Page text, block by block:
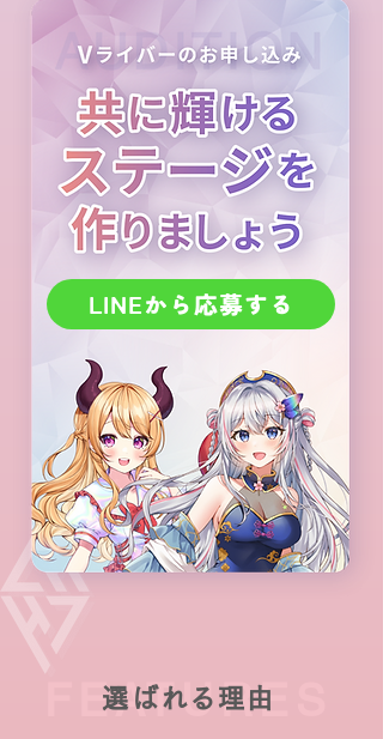
LINEから応募する
FEATURES
選ばれる理由